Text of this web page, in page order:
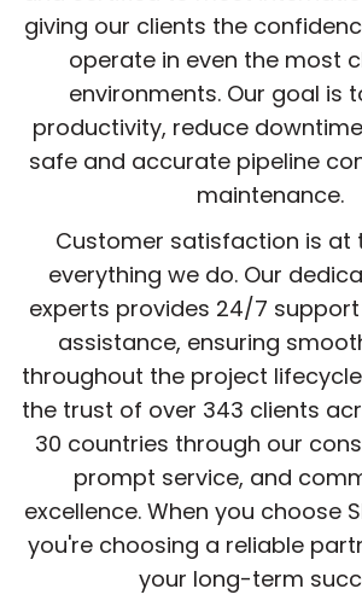
giving our clients the
operate in even the most
environments. Our goal is
productivity, reduce
safe and accurate pipeline
maintenance.
Customer satisfaction is at
everything we do. Our
experts provides 24/7
assistance, ensuring
throughout the project
the trust of over 343 clients
30 countries through our
prompt service, and
excellence. When you choose
you're choosing a reliable
your long-term